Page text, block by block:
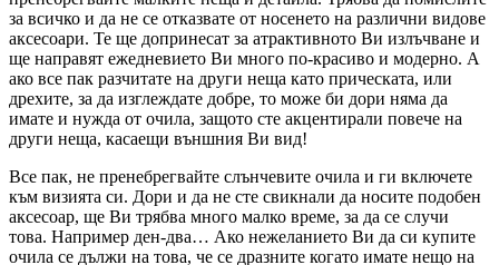
за всичко и да не се отказвате от носенето на различни видове
аксесоари. Те ще допринесат за атрактивното Ви излъчване и
ще направят ежедневието Ви много по-красиво и модерно. А
ако все пак разчитате на други неща като прическата, или
дрехите, за да изглеждате добре, то може би дори няма да
имате и нужда от очила, защото сте акцентирали повече на
други неща, касаещи външния Ви вид!
Все пак, не пренебрегвайте слънчевите очила и ги включете
към визията си. Дори и да не сте свикнали да носите подобен
аксесоар, ще Ви трябва много малко време, за да се случи
това. Например ден-два… Ако нежеланието Ви да си купите
очила се дължи на това, че се дразните когато имате нещо на